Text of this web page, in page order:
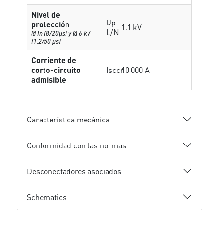
Nivel de
protección
@ In (8/20µs) y @ 6 kV
(1,2/50 µs)
Up
L/N 1.1 kV
Corriente de
corto-circuito
admisible
Isccr10 000 A
Característica mecánica
Conformidad con las normas
Desconectadores asociados
Schematics